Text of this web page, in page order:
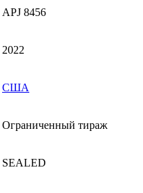
APJ 8456
2022
США
Ограниченный тираж
SEALED